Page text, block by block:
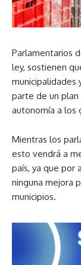
Parlamentarios
ley, sostienen
municipalidades
parte de un
autonomía a los
Mientras los
esto vendrá a
país, ya que por
ninguna mejora
municipios.